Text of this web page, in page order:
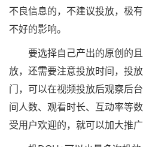
不良信息的，不建议投放，极
不好的影响。
要选择自己产出的原创的且
放，还需要注意投放时间，投
门，可以在视频投放后观察后
间人数、观看时长、互动率等
受用户欢迎的，就可以加大推广